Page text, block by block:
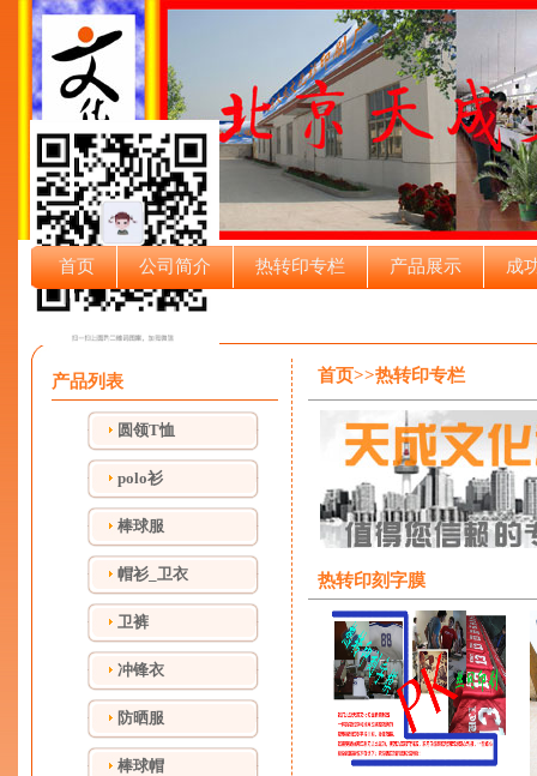
首页 公司简介 热转印专栏 产品展示 成
产品列表
圆领T恤
polo衫
棒球服
帽衫_卫衣
卫裤
冲锋衣
防晒服
棒球帽
首页>>热转印专栏
热转印刻字膜